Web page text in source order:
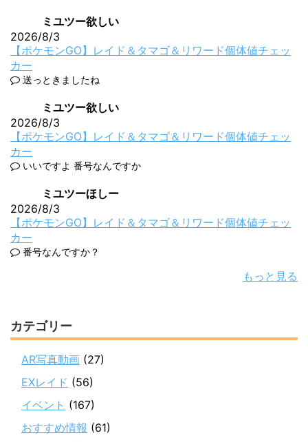
ミユツー欲しい
2026/8/3
【ポケモンGO】レイド＆タマゴ＆リワード個体値チェッ
カー
送っときましたね
ミユツー欲しい
2026/8/3
【ポケモンGO】レイド＆タマゴ＆リワード個体値チェッ
カー
いいですよ 番号なんですか
ミユツーほしー
2026/8/3
【ポケモンGO】レイド＆タマゴ＆リワード個体値チェッ
カー
番号なんですか？
もっと見る
カテゴリー
AR写真動画 (27)
EXレイド (56)
イベント (167)
おすすめ情報 (61)